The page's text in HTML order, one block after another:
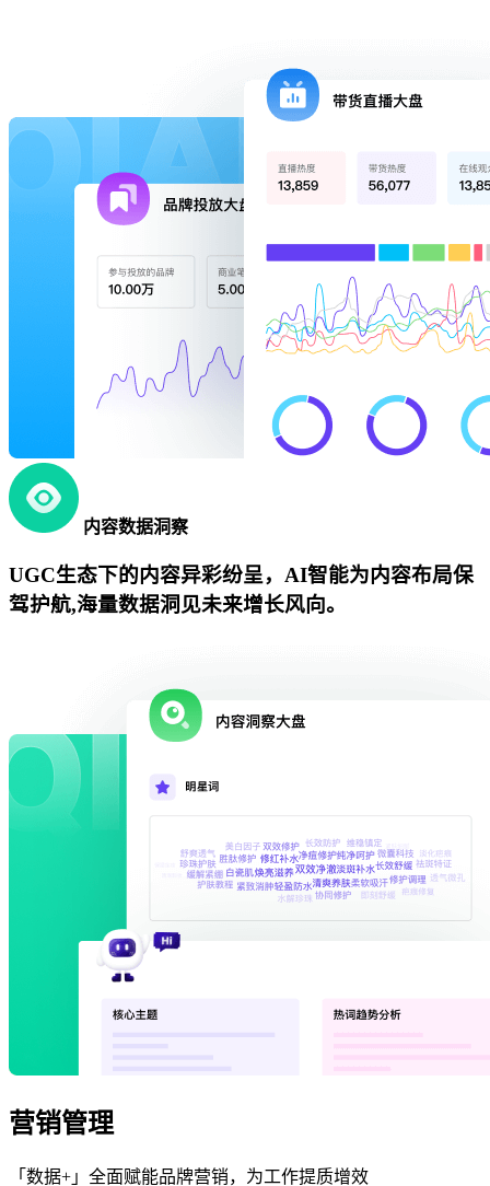
内容数据洞察
UGC生态下的内容异彩纷呈，AI智能为内容布局保
驾护航,海量数据洞见未来增长风向。
营销管理
「数据+」全面赋能品牌营销，为工作提质增效